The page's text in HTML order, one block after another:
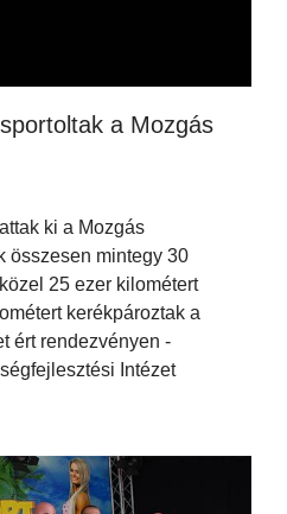
a Mozgás
ki a Mozgás
összesen mintegy 30
25 ezer kilométert
kerékpároztak a
ért rendezvényen -
Intézet